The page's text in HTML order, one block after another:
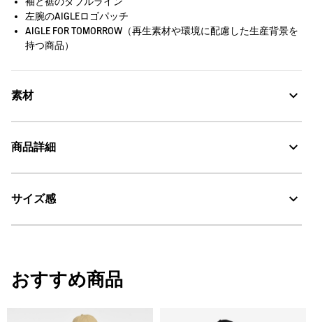
左腕のAIGLEロゴパッチ
AIGLE FOR TOMORROW（再生素材や環境に配慮した生産背景を
持つ商品）
素材
防水性・防風性・透湿性に優れたリサイクルポリエステル100%、
AIGLE for tomorrow
商品詳細
・色：カーボン (006)
サイズ感
S
おすすめ商品